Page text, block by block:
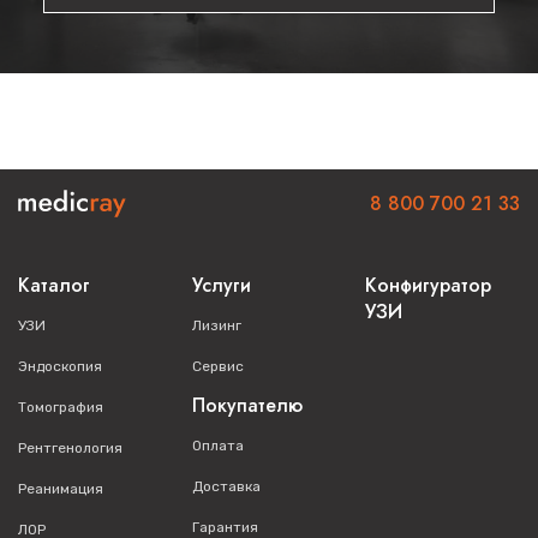
Каталог
УЗИ
Эндоскопия
Томография
Рентгенология
Реанимация
ЛОР
Услуги
Лизинг
Сервис
Покупателю
Оплата
Доставка
Гарантия
Конфигуратор
УЗИ
8 800 700 21 33